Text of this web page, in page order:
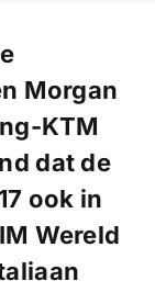
Morgan
KTM
dat de
ook in
Wereld